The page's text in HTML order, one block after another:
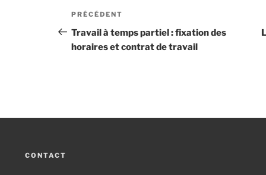
Navigation
de
l’article
Article
précédent
PRÉCÉDENT
Travail à temps partiel : fixation des
horaires et contrat de travail
CONTACT